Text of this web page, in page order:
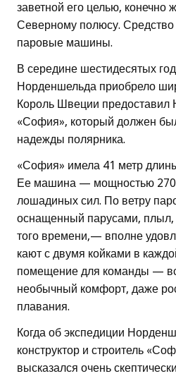
заветной его целью, конечно
Северному полюсу.
паровые машины.
В середине шестидесятых
Норденшельда приобрело
Король Швеции предоставил
«София», который должен
надежды полярника.
«София» имела 41 метр
Ее машина — мощностью 270
лошадиных сил. По ветру
оснащенный парусами, плыл,
того времени,— вполне
кают с двумя койками в
помещение для команды —
необычный комфорт, даже
плавания.
Когда об экспедиции
конструктор и строитель
высказался очень